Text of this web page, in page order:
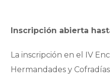
Inscripción abierta
La inscripción en el IV
Hermandades y